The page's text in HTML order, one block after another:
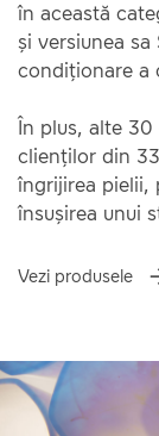
în această
și versiunea
condiționare a
În plus, alte
clienților din
îngrijirea pielii,
însușirea unui
Vezi produsele